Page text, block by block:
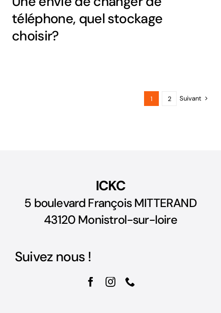
téléphone, quel stockage
choisir?
1 2 Suivant
ICKC
5 boulevard François MITTERAND
43120 Monistrol-sur-loire
Suivez nous !